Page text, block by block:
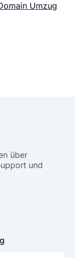
Umzug
über
und